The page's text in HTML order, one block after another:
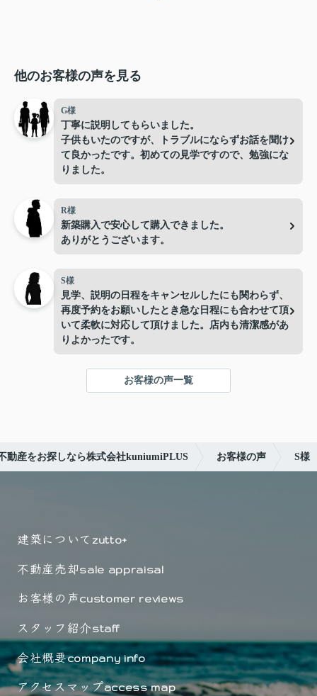
他のお客様の声を見る
G様
丁寧に説明してもらいました。
子供もいたのですが、トラブルにならずお話を聞け
て良かったです。初めての見学ですので、勉強にな
りました。
R様
新築購入で安心して購入できました。
ありがとうございます。
S様
見学、説明の日程をキャンセルしたにも関わらず、
再度予約をお願いしたとき急な日程にも合わせて頂
いて柔軟に対応して頂けました。店内も清潔感があ
りよかったです。
お客様の声一覧
動産をお探しなら株式会社kuniumiPLUS お客様の声 S様
建築について zutto+
不動産売却sale appraisal
お客様の声customer reviews
スタッフ紹介staff
会社概要company info
アクセスマップaccess map